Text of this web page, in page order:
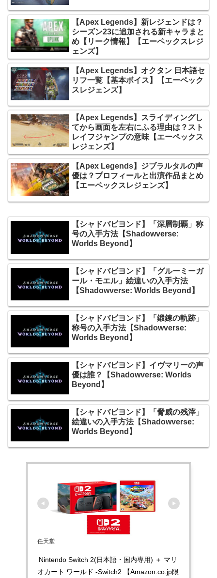
【Apex Legends】新レジェンドは？
シーズン23に追加される新キャラまと
め【リーク情報】【エーペックスレジ
ェンズ】
【Apex Legends】オクタン 日本語セ
リフ一覧【基本ボイス】【エーペック
スレジェンズ】
【Apex Legends】スライディングし
てから画面を左右にふる理由は？スト
レイフジャンプの意味【エーペックス
レジェンズ】
【Apex Legends】ジブラルタルの声
優は？プロフィールと出演作品まとめ
【エーペックスレジェンズ】
【シャドバビヨンド】「深層制覇」称
号の入手方法【Shadowverse:
Worlds Beyond】
【シャドバビヨンド】「グルーミーガ
ール・モエル」絵違いの入手方法
【Shadowverse: Worlds Beyond】
【シャドバビヨンド】「鍛錬の軌跡」
称号の入手方法【Shadowverse:
Worlds Beyond】
【シャドバビヨンド】イヴマリーの声
優は誰？【Shadowverse: Worlds
Beyond】
【シャドバビヨンド】「脅威の残滓」
絵違いの入手方法【Shadowverse:
Worlds Beyond】
任天堂
Nintendo Switch 2(日本語・国内専用) ＋ マリ
オカート ワールド -Switch2 【Amazon.co.jp限